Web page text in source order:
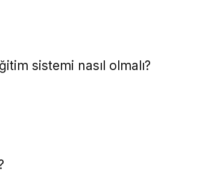
sistemi nasıl olmalı?